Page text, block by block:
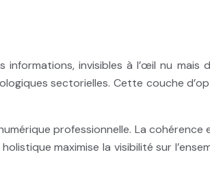
informations, invisibles à l’œil nu mais
sectorielles. Cette couche
professionnelle. La cohérence
maximise la visibilité sur